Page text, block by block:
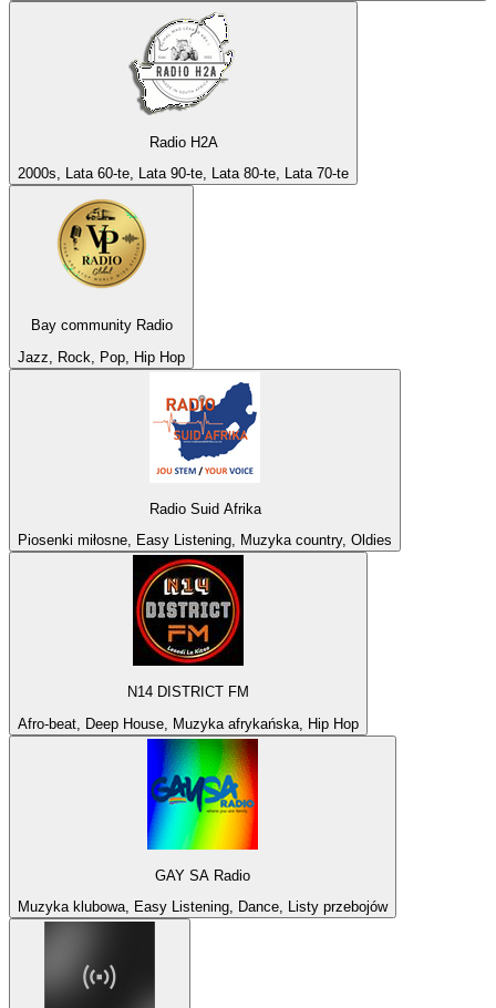
Radio H2A
2000s, Lata 60-te, Lata 90-te, Lata 80-te, Lata 70-te
Bay community Radio
Jazz, Rock, Pop, Hip Hop
Radio Suid Afrika
Piosenki miłosne, Easy Listening, Muzyka country, Oldies
N14 DISTRICT FM
Afro-beat, Deep House, Muzyka afrykańska, Hip Hop
GAY SA Radio
Muzyka klubowa, Easy Listening, Dance, Listy przebojów